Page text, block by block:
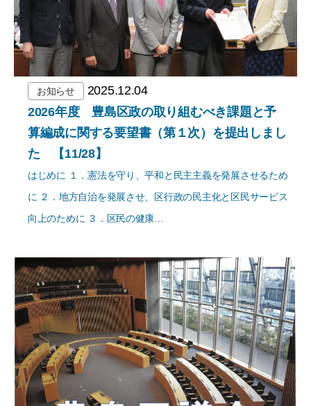
お知らせ
2025.12.04
2026年度 豊島区政の取り組むべき課題と予
算編成に関する要望書（第１次）を提出しまし
た 【11/28】
はじめに １．憲法を守り、平和と民主主義を発展させるため
に ２．地方自治を発展させ、区行政の民主化と区民サービス
向上のために ３．区民の健康…